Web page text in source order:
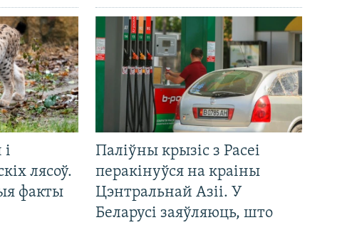
лясоў.
факты
Паліўны крызіс з Расеі
перакінуўся на краіны
Цэнтральнай Азіі. У
Беларусі заяўляюць, што